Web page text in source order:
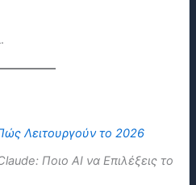
Λειτουργούν το 2026
Ποιο AI να Επιλέξεις το